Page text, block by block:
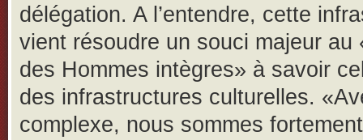
délégation. A l’entendre, cette
vient résoudre un souci majeur au
des Hommes intègres» à savoir
des infrastructures culturelles.
complexe, nous sommes fortement